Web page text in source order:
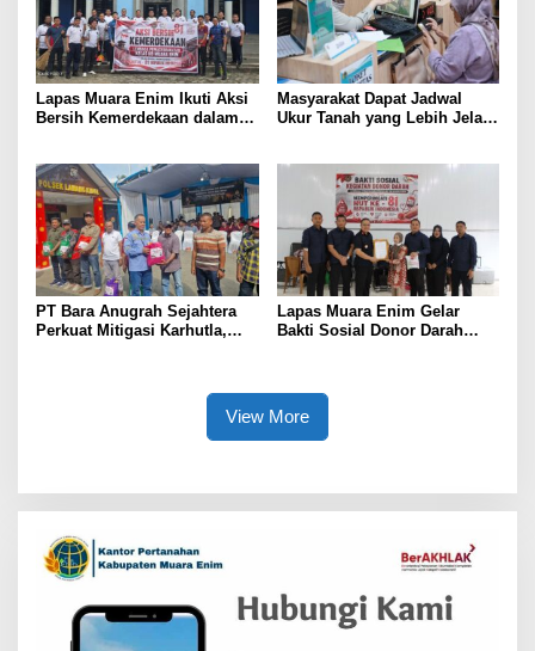
Lapas Muara Enim Ikuti Aksi
Bersih Kemerdekaan dalam
Masyarakat Dapat Jadwal
Ukur Tanah yang Lebih Jelas
PT Bara Anugrah Sejahtera
Perkuat Mitigasi Karhutla,
Lapas Muara Enim Gelar
Bakti Sosial Donor Darah
View More